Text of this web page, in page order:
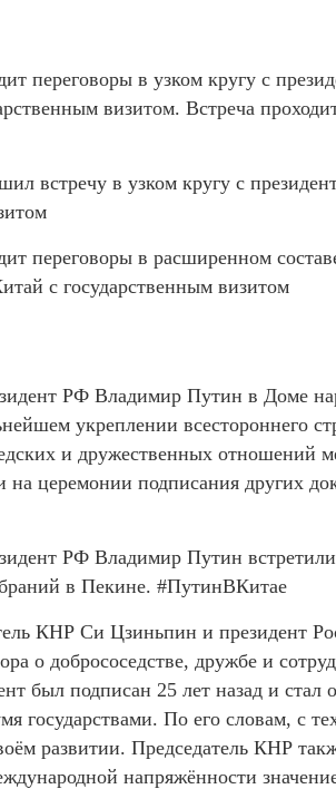
переговоры в узком кругу с
визитом. Встреча
встречу в узком кругу с
переговоры в расширенном
с государственным визитом
РФ Владимир Путин в Доме
укреплении всестороннего
и дружественных отношений
на церемонии подписания других
РФ Владимир Путин
в Пекине. #ПутинВКитае
КНР Си Цзиньпин и президент
о добрососедстве, дружбе и
был подписан 25 лет назад и стал
государствами. По его словам, с
развитии. Председатель КНР
напряжённости